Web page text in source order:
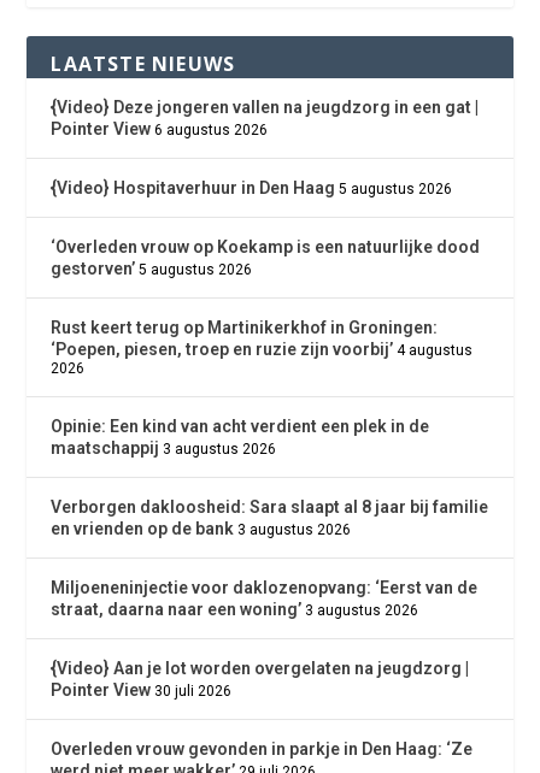
LAATSTE NIEUWS
{Video} Deze jongeren vallen na jeugdzorg in een gat |
Pointer View 6 augustus 2026
{Video} Hospitaverhuur in Den Haag 5 augustus 2026
‘Overleden vrouw op Koekamp is een natuurlijke dood
gestorven’ 5 augustus 2026
Rust keert terug op Martinikerkhof in Groningen:
‘Poepen, piesen, troep en ruzie zijn voorbij’ 4 augustus
2026
Opinie: Een kind van acht verdient een plek in de
maatschappij 3 augustus 2026
Verborgen dakloosheid: Sara slaapt al 8 jaar bij familie
en vrienden op de bank 3 augustus 2026
Miljoeneninjectie voor daklozenopvang: ‘Eerst van de
straat, daarna naar een woning’ 3 augustus 2026
{Video} Aan je lot worden overgelaten na jeugdzorg |
Pointer View 30 juli 2026
Overleden vrouw gevonden in parkje in Den Haag: ‘Ze